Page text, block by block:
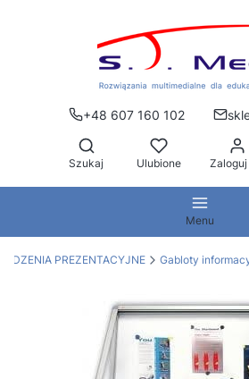
+48 607 160 102
Otwórz wyszukiwarkę
Szukaj Ulubione Zaloguj
Menu
PREZENTACYJNE Gabloty